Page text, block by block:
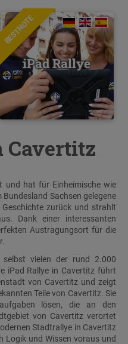
BESTNOTE
iPad Rallye
Cavertitz
und hat für Einheimische wie
Sachsen gelegene
zurück und strahlt
Dank einer interessanten
Austragungsort für die
vielen der rund 2.000
iPad Rallye in Cavertitz führt
von Cavertitz und zeigt
Teile von Cavertitz. Sie
lösen, die an den
von Cavertitz verortet
Stadtrallye in Cavertitz
Logik und Wissen voraus und